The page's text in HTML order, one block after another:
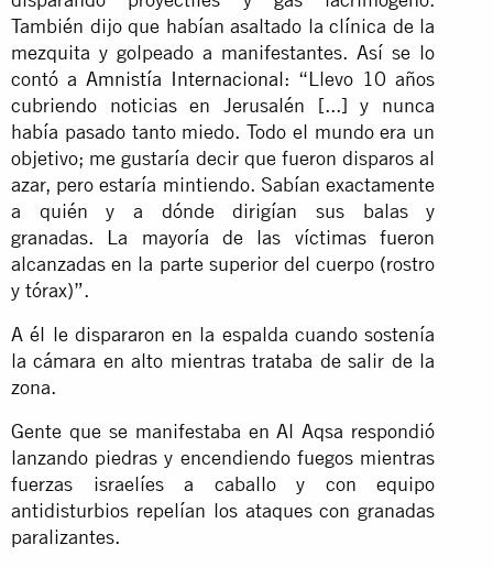
También dijo que habían asaltado la clínica de la
mezquita y golpeado a manifestantes. Así se lo
contó aAmnistía Internacional: “Llevo 10 años
cubriendo noticias en Jerusalén [...] y nunca
había pasado tanto miedo. Todo el mundo era un
objetivo; me gustaría decir que fueron disparos al
azar, pero estaría mintiendo. Sabían exactamente
a quién y a dónde dirigían sus balas y
granadas. La mayoría de las víctimas fueron
alcanzadas en la parte superior del cuerpo (rostro
y tórax)”.
A él le dispararon en la espalda cuando sostenía
la cámara en alto mientras trataba de salir de la
zona.
Gente que se manifestaba en Al Aqsa respondió
lanzando piedras y encendiendo fuegos mientras
fuerzas israelíes a caballo y con equipo
antidisturbios repelían los ataques con granadas
paralizantes.